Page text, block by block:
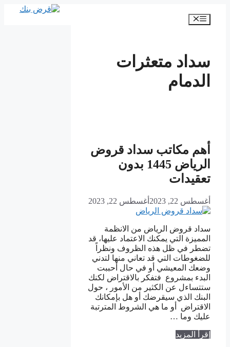
المحتوى
القائمة
سداد متعثرات
الدمام
أهم مكاتب سداد قروض
الرياض 1445 بدون
تعقيدات
أغسطس 22, 2023 أغسطس 22, 2023
سداد قروض الرياض من الانظمة
المميزة التي يمكنك الاعتماد عليها، قد
تضطر في ظل هذه الظروف ونظراً
للضغوطات التي قد تعاني منها لتدني
وضعك المعيشي أو في حال أحببت
البدء بمشروع فتفكر بالاقتراض لكنك
ستتساءل عن الكثير من الأمور ، حول
البنك الذي سيقرضك أو هل بإمكانك
الاقتراض أو ما هي الشروط المترتبة
عليك وما …
إقرأ المزيد